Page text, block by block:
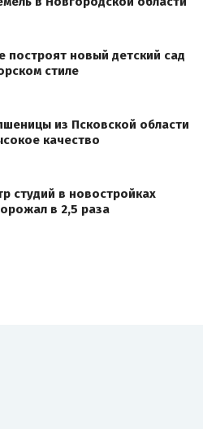
построят новый детский сад
стиле
из Псковской области
качество
студий в новостройках
в 2,5 раза